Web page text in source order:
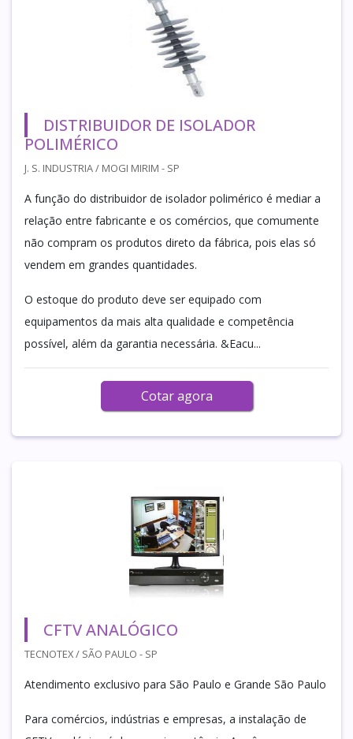
DISTRIBUIDOR DE ISOLADOR
POLIMÉRICO
J. S. INDUSTRIA / MOGI MIRIM - SP
A função do distribuidor de isolador polimérico é mediar a
relação entre fabricante e os comércios, que comumente
não compram os produtos direto da fábrica, pois elas só
vendem em grandes quantidades.
O estoque do produto deve ser equipado com
equipamentos da mais alta qualidade e competência
possível, além da garantia necessária. &Eacu...
Cotar agora
CFTV ANALÓGICO
TECNOTEX / SÃO PAULO - SP
Atendimento exclusivo para São Paulo e Grande São Paulo
Para comércios, indústrias e empresas, a instalação de